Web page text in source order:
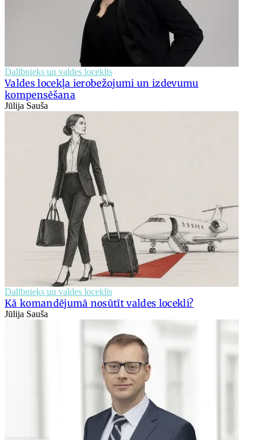
Dalībnieks un valdes loceklis
Valdes locekļa ierobežojumi un izdevumu
kompensēšana
Jūlija Sauša
Dalībnieks un valdes loceklis
Kā komandējumā nosūtīt valdes locekli?
Jūlija Sauša